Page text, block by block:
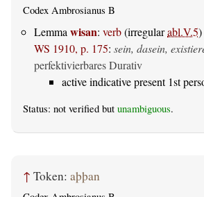
Codex Ambrosianus B
Lemma wisan: verb(irregularabl.V.5)
WS 1910, p. 175: sein, dasein,
perfektivierbares Durativ
active indicative present 1st
Status: not verified but unambiguous.
↑ Token: aþþan